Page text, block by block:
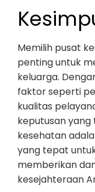
Memilih pusat
penting untuk
keluarga.
faktor seperti
kualitas
keputusan
kesehatan
yang tepat
memberikan
kesejahteraan